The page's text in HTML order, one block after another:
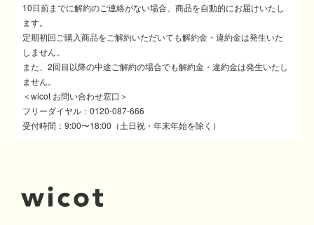
10日前までに解約のご連絡がない場合、商品を自動的にお届けいたし
ます。
定期初回ご購入商品をご解約いただいても解約金・違約金は発生いた
しません。
また、2回目以降の中途ご解約の場合でも解約金・違約金は発生いたし
ません。
＜wicot お問い合わせ窓口＞
フリーダイヤル：0120-087-666
受付時間：9:00〜18:00（土日祝・年末年始を除く）